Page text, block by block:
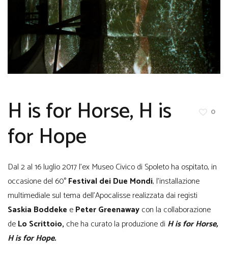
H is for Horse, H is
for Hope
0
Dal 2 al 16 luglio 2017 l’ex Museo Civico di Spoleto ha ospitato, in
occasione del 60°Festival dei Due Mondi, l’installazione
multimediale sul tema dell’Apocalisse realizzata dai registi
Saskia Boddeke ePeter Greenawaycon la collaborazione
deLo Scrittoio, che ha curato la produzione di H is for Horse,
H is for Hope.